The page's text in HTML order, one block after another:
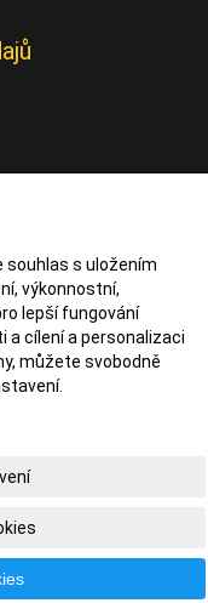
souhlas s uložením
výkonnostní,
lepší fungování
a cílení a personalizaci
můžete svobodně